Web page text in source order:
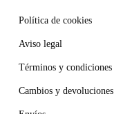
Política de cookies
Aviso legal
Términos y condiciones
Cambios y devoluciones